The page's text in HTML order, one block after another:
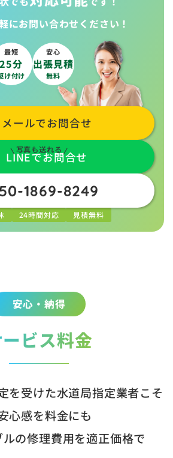
にお問い合わせください！
最短
25分
け付け
安心
出張見積
無料
メールでお問合せ
写真も送れる
LINEでお問合せ
1869-8249
24時間対応 見積無料
安心・納得
ビス料金
を受けた水道局指定業者こそ
心感を料金にも
の修理費用を適正価格で